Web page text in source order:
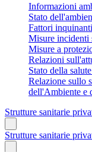
Informazioni
Stato
Fattori inquinanti
Misure incidenti
Misure a
Relazioni
Stato della
Relazione sullo
dell'Ambiente e
Strutture sanitarie
Strutture sanitarie